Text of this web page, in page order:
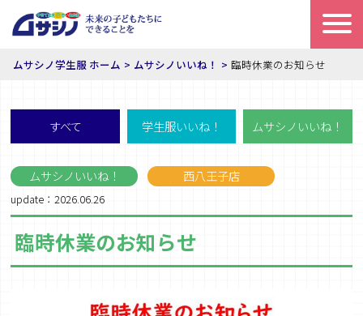
ムサシノ学生服 ホーム ムサシノいいね！ 臨時休業のお知らせ
すべて 学生服いいね！ ムサシノいいね！
ムサシノいいね！ 西八王子店
update：2026.06.26
臨時休業のお知らせ